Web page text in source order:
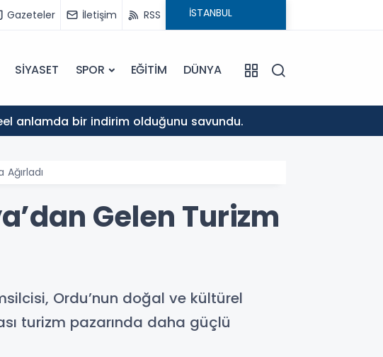
Gazeteler İletişim RSS
SİYASET SPOR EĞİTİM DÜNYA
anlamda bir indirim olduğunu savundu.
Gelen Turizm
Ordu’nun doğal ve kültürel
turizm pazarında daha güçlü